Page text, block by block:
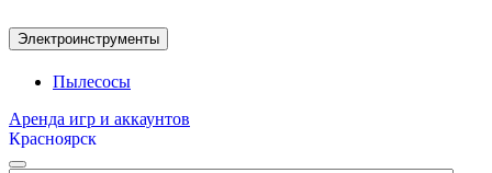
Электроинструменты
Пылесосы
Аренда игр и аккаунтов
Красноярск